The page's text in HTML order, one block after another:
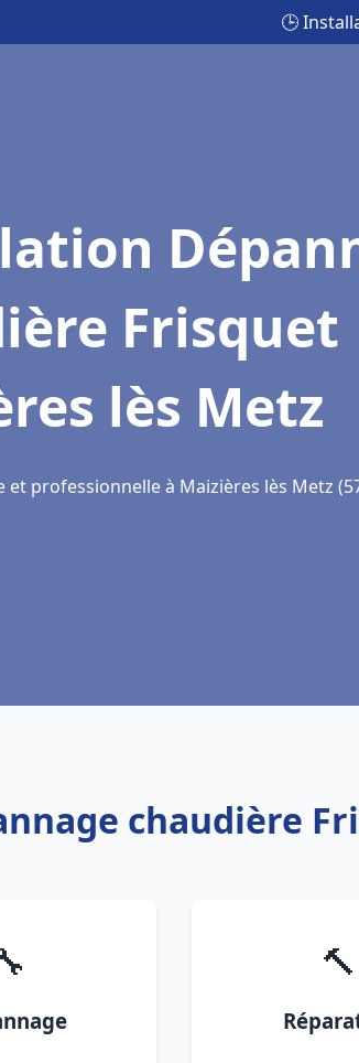
🕒
Frisquet
lès Metz
professionnelle à Maizières lès Metz
chaudière
🔨